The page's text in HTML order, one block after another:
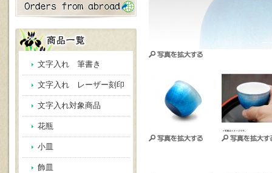
文字入れ 筆書き
文字入れ レーザー刻印
文字入れ対象商品
花瓶
小皿
飾皿